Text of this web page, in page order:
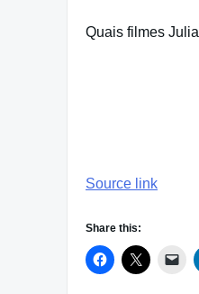
Quais filmes
Source link
Share this: